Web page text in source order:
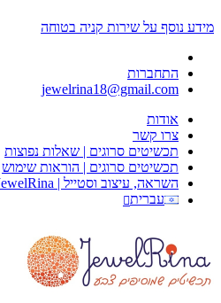
מידע נוסף על שירות קניה בטוחה
התחברות
jewelrina18@gmail.com
אודות
צרו קשר
תכשיטים סרוגים | שאלות נפוצות
תכשיטים סרוגים | הוראות שימוש
השראה, עיצוב וסטייל | JewelRina
עברית